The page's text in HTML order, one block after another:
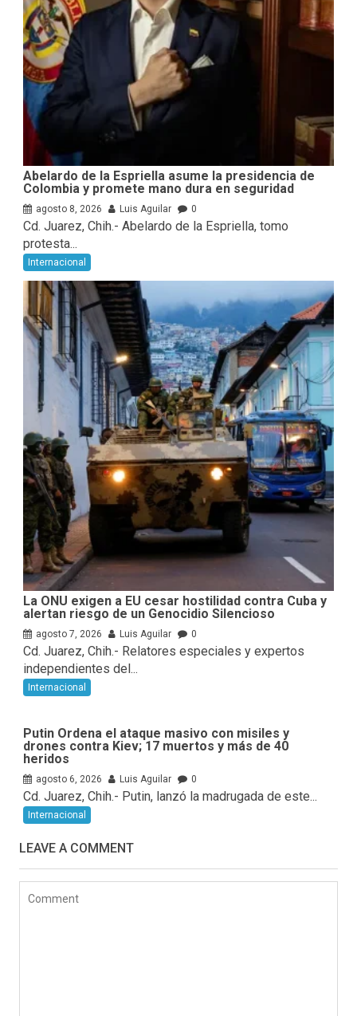
Abelardo de la Espriella asume la presidencia de
Colombia y promete mano dura en seguridad
agosto 8, 2026 Luis Aguilar 0
Cd. Juarez, Chih.- Abelardo de la Espriella, tomo
protesta...
Internacional
La ONU exigen a EU cesar hostilidad contra Cuba y
alertan riesgo de un Genocidio Silencioso
agosto 7, 2026 Luis Aguilar 0
Cd. Juarez, Chih.- Relatores especiales y expertos
independientes del...
Internacional
Putin Ordena el ataque masivo con misiles y
drones contra Kiev; 17 muertos y más de 40
heridos
agosto 6, 2026 Luis Aguilar 0
Cd. Juarez, Chih.- Putin, lanzó la madrugada de este...
Internacional
LEAVE A COMMENT